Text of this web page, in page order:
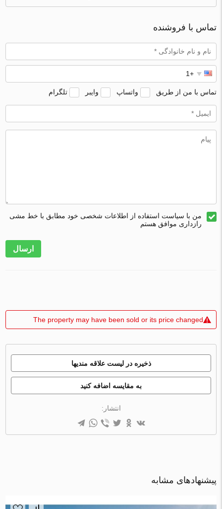
تماس با فروشنده
تماس با من از طریق واتساپ وایبر تلگرام
من با سیاست استفاده از اطلاعات شخصی خود مطابق با خط مشی
رازداری موافق هستم
ارسال
The property may have been sold or its price changed
ذخیره در لیست علاقه مندیها
به مقایسه اضافه کنید
انتشار:
پیشنهادهای مشابه